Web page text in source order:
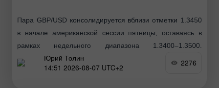
Пара GBP/USD консолидируется вблизи отметки 1.3450
в начале американской сессии пятницы, оставаясь в
рамках недельного диапазона 1.3400–1.3500.
Британский фунт испытывает давление второй день
подряд на фоне сужения спредов доходности между
Юрий Толин
14:51 2026-08-07 UTC+2
2276